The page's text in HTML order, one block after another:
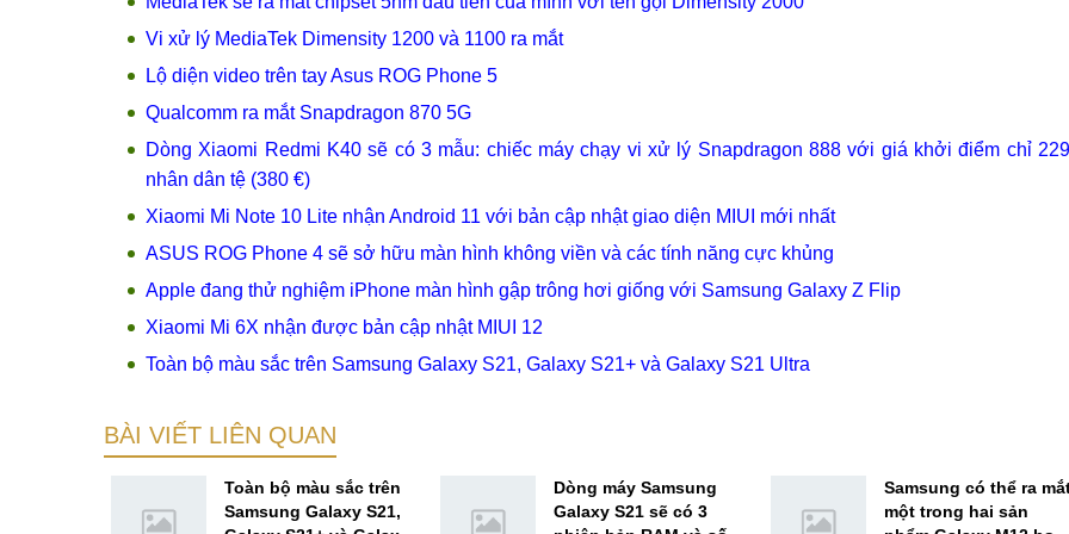
Vi xử lý MediaTek Dimensity 1200 và 1100 ra mắt
Lộ diện video trên tay Asus ROG Phone 5
Qualcomm ra mắt Snapdragon 870 5G
Dòng Xiaomi Redmi K40 sẽ có 3 mẫu: chiếc máy chạy vi xử lý Snapdragon 888 với giá khởi điểm chỉ
nhân dân tệ (380 €)
Xiaomi Mi Note 10 Lite nhận Android 11 với bản cập nhật giao diện MIUI mới nhất
ASUS ROG Phone 4 sẽ sở hữu màn hình không viền và các tính năng cực khủng
Apple đang thử nghiệm iPhone màn hình gập trông hơi giống với Samsung Galaxy Z Flip
Xiaomi Mi 6X nhận được bản cập nhật MIUI 12
Toàn bộ màu sắc trên Samsung Galaxy S21, Galaxy S21+ và Galaxy S21 Ultra
BÀI VIẾT LIÊN QUAN
Toàn bộ màu sắc trên
Samsung Galaxy S21,
Dòng máy Samsung
Galaxy S21 sẽ có 3
Samsung có thể ra
một trong hai sản